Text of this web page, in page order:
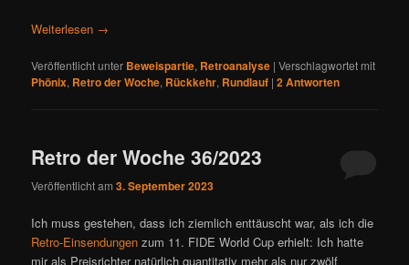
Weiterlesen →
Veröffentlicht unter Beweispartie, Retroanalyse |Verschlagwortet mit
Phönix, Retro der Woche, Rückkehr, Rundlauf |2Antworten
Retro der Woche 36/2023
Veröffentlicht am3. September 2023
Ich muss gestehen, dass ich ziemlich enttäuscht war, als ich die
Retro-Einsendungen zum 11. FIDE World Cup erhielt: Ich hatte
mir als Preisrichter natürlich quantitativ mehr als nur zwölf